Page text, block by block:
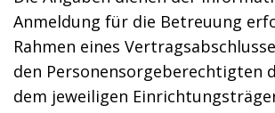
Anmeldung für die Betreuung
Rahmen eines
den Personensorgeberechtigten
dem jeweiligen